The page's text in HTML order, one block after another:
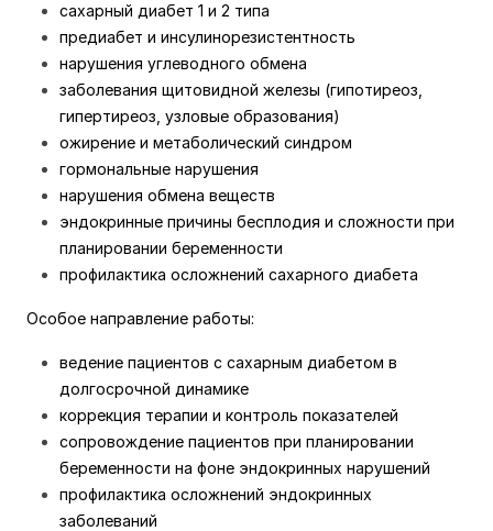
сахарный диабет 1 и 2 типа
предиабет и инсулинорезистентность
нарушения углеводного обмена
заболевания щитовидной железы (гипотиреоз,
гипертиреоз, узловые образования)
ожирение и метаболический синдром
гормональные нарушения
нарушения обмена веществ
эндокринные причины бесплодия и сложности при
планировании беременности
профилактика осложнений сахарного диабета
Особое направление работы:
ведение пациентов с сахарным диабетом в
долгосрочной динамике
коррекция терапии и контроль показателей
сопровождение пациентов при планировании
беременности на фоне эндокринных нарушений
профилактика осложнений эндокринных
заболеваний